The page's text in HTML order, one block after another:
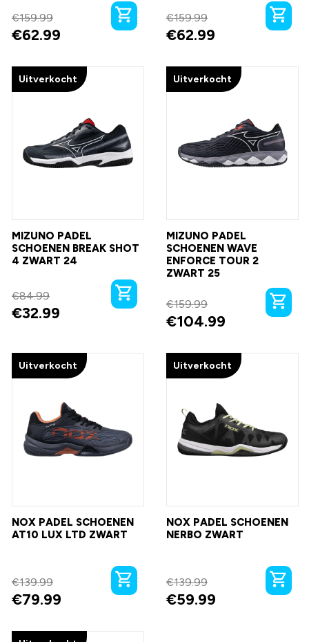
€159.99
€62.99
€159.99
€62.99
Uitverkocht
MIZUNO PADEL
SCHOENEN BREAK SHOT
4 ZWART 24
€84.99
€32.99
Uitverkocht
MIZUNO PADEL
SCHOENEN WAVE
ENFORCE TOUR 2
ZWART 25
€159.99
€104.99
Uitverkocht
NOX PADEL SCHOENEN
AT10 LUX LTD ZWART
€139.99
€79.99
Uitverkocht
NOX PADEL SCHOENEN
NERBO ZWART
€139.99
€59.99